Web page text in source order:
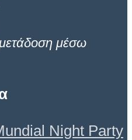
μέσω